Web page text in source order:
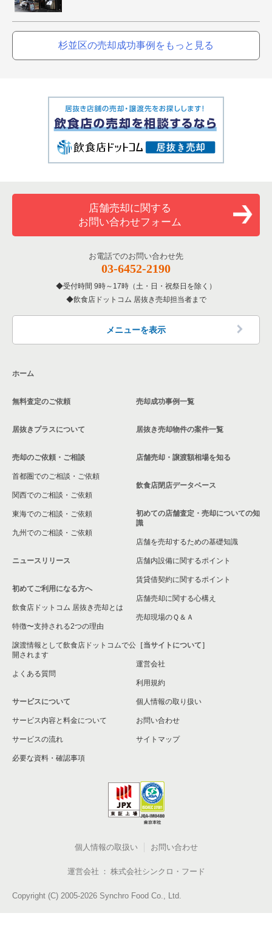
杉並区の売却成功事例をもっと見る
店舗売却に関する
お問い合わせフォーム
お電話でのお問い合わせ先
03-6452-2190
受付時間 9時～17時（土・日・祝祭日を除く）
飲食店ドットコム 居抜き売却担当者まで
メニューを表示
ホーム
無料査定のご依頼
居抜きプラスについて
売却のご依頼・ご相談
首都圏でのご相談・ご依頼
関西でのご相談・ご依頼
東海でのご相談・ご依頼
九州でのご相談・ご依頼
ニュースリリース
初めてご利用になる方へ
飲食店ドットコム 居抜き売却とは
特徴〜支持される2つの理由
譲渡情報として飲食店ドットコムで公
開されます
よくある質問
サービスについて
サービス内容と料金について
サービスの流れ
必要な資料・確認事項
売却成功事例一覧
居抜き売却物件の案件一覧
店舗売却・譲渡額相場を知る
飲食店閉店データベース
初めての店舗査定・売却についての知
識
店舗を売却するための基礎知識
店舗内設備に関するポイント
賃貸借契約に関するポイント
店舗売却に関する心構え
売却現場のＱ＆Ａ
［当サイトについて］
運営会社
利用規約
個人情報の取り扱い
お問い合わせ
サイトマップ
個人情報の取扱い お問い合わせ
運営会社 株式会社シンクロ・フード
Copyright (C) 2005-2026 Synchro Food Co., Ltd.